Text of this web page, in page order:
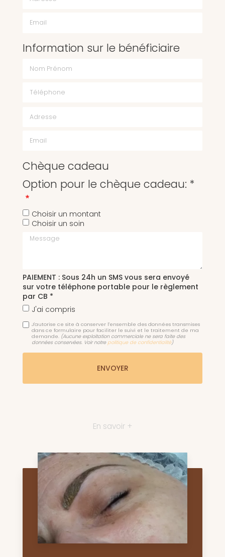
Information sur le bénéficiaire
Chèque cadeau
Option pour le chèque cadeau: *
Choisir un montant
Choisir un soin
Message
PAIEMENT : Sous 24h un SMS vous sera envoyé
sur votre téléphone portable pour le règlement
par CB *
J'ai compris
J'autorise ce site à conserver l'ensemble des données transmises
dans ce formulaire pour faciliter le suivi et le traitement de ma
demande. (Aucune exploitation commerciale ne sera faite des
données conservées. Voir notre politique de confidentialité)
En savoir +